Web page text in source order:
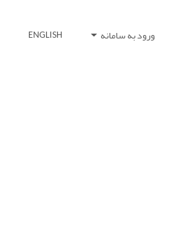
ورود به سامانه ENGLISH